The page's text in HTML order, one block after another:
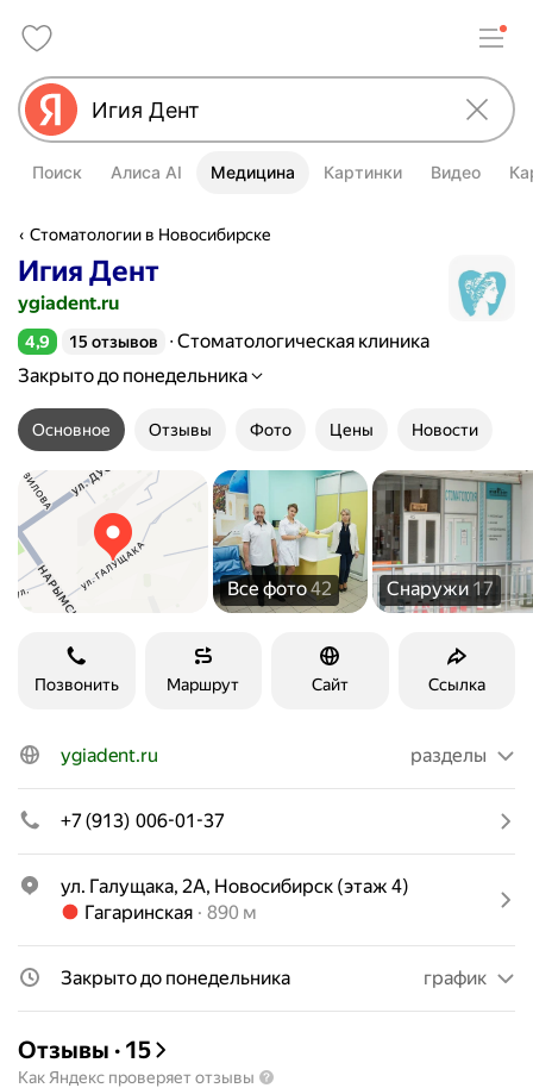
Поиск Алиса AI Медицина Картинки Видео
Стоматологии в Новосибирске
Игия Дент
ygiadent.ru
Рейтинг 4,9 из 5
4,9 15 отзывов
Стоматологическая клиника
Закрыто до понедельника
Основное Отзывы Фото Цены Новости
Все фото42 Снаружи 17
Позвонить Маршрут Сайт Ссылка
ygiadent.ru разделы
+7 (913) 006-01-37
ул. Галущака, 2А, Новосибирск (этаж 4)
Метро Гагаринская Расстояние 890 м
Гагаринская 890 м
Закрыто до понедельника график
Отзывы · 15
Как Яндекс проверяет отзывы